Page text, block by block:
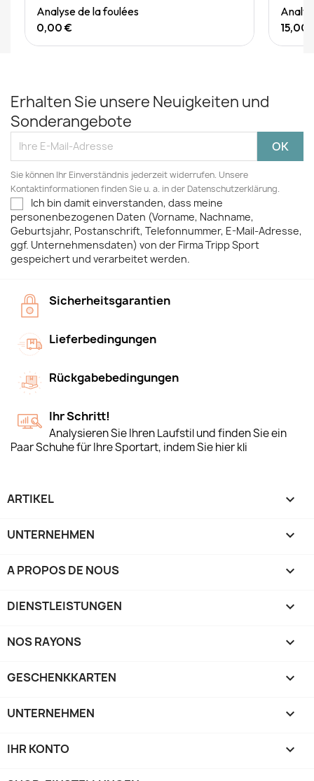
Quick View
Analyse de la foulées
0,00 €
15,00
Erhalten Sie unsere Neuigkeiten und
Sonderangebote
Sie können Ihr Einverständnis jederzeit widerrufen. Unsere
Kontaktinformationen finden Sie u. a. in der Datenschutzerklärung.
Ich bin damit einverstanden, dass meine
personenbezogenen Daten (Vorname, Nachname,
Geburtsjahr, Postanschrift, Telefonnummer, E-Mail-Adresse,
ggf. Unternehmensdaten) von der Firma Tripp Sport
gespeichert und verarbeitet werden.
Sicherheitsgarantien
Lieferbedingungen
Rückgabebedingungen
Ihr Schritt!
Analysieren Sie Ihren Laufstil und finden Sie ein
Paar Schuhe für Ihre Sportart, indem Sie hier kli
ARTIKEL 
UNTERNEHMEN 
A PROPOS DE NOUS 
DIENSTLEISTUNGEN 
NOS RAYONS 
GESCHENKKARTEN 
UNTERNEHMEN 
IHR KONTO 